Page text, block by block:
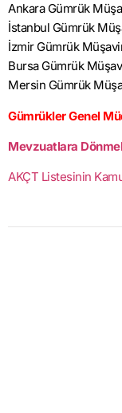
Ankara Gümrük
İstanbul Gümrük
İzmir Gümrük
Bursa Gümrük
Mersin Gümrük
Gümrükler Genel
Mevzuatlara
AKÇT Listesinin